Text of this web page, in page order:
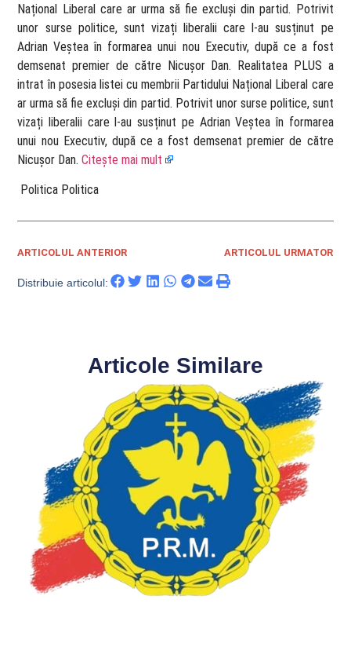
Național Liberal care ar urma să fie excluși din partid. Potrivit
unor surse politice, sunt vizați liberalii care l-au susținut pe
Adrian Veștea în formarea unui nou Executiv, după ce a fost
demsenat premier de către Nicușor Dan. Realitatea PLUS a
intrat în posesia listei cu membrii Partidului Național Liberal care
ar urma să fie excluși din partid. Potrivit unor surse politice, sunt
vizați liberalii care l-au susținut pe Adrian Veștea în formarea
unui nou Executiv, după ce a fost demsenat premier de către
Nicușor Dan.Citește mai mult
​ Politica Politica
ARTICOLUL ANTERIOR ARTICOLUL URMATOR
Distribuie articolul:
Articole Similare